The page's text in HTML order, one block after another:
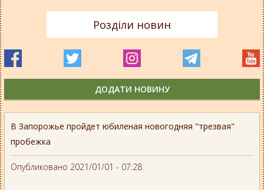
В Запорожье пройдет юбиленая новогодняя "трезвая"
пробежка
Опубликовано 2021/01/01 - 07:28
Розділи новин
ДОДАТИ НОВИНУ